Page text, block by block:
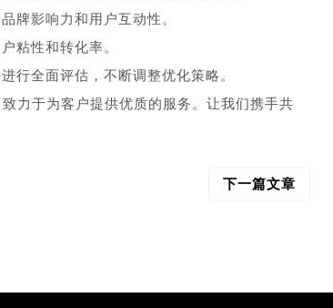
牌影响力和用户互动性。
粘性和转化率。
行全面评估，不断调整优化策略。
力于为客户提供优质的服务。让我们携手共
下一篇文章